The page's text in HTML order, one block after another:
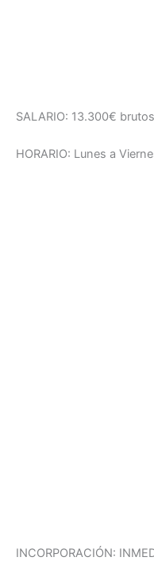
SALARIO: 13.300€
HORARIO: Lunes a
INCORPORACIÓN: